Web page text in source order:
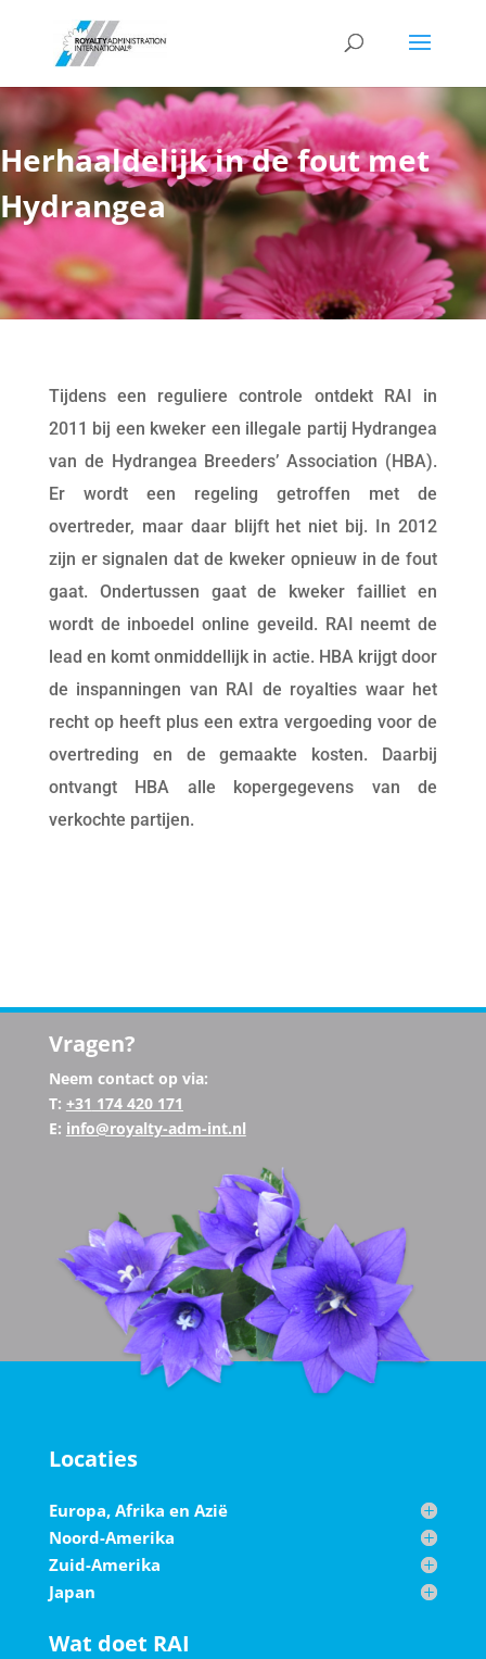
Herhaaldelijk in de fout met
Hydrangea
Tijdens een reguliere controle ontdekt RAI in
2011 bij een kweker een illegale partij Hydrangea
van de Hydrangea Breeders’ Association (HBA).
Er wordt een regeling getroffen met de
overtreder, maar daar blijft het niet bij. In 2012
zijn er signalen dat de kweker opnieuw in de fout
gaat. Ondertussen gaat de kweker failliet en
wordt de inboedel online geveild. RAI neemt de
lead en komt onmiddellijk in actie. HBA krijgt door
de inspanningen van RAI de royalties waar het
recht op heeft plus een extra vergoeding voor de
overtreding en de gemaakte kosten. Daarbij
ontvangt HBA alle kopergegevens van de
verkochte partijen.
Vragen?
Neem contact op via:
T: +31 174 420 171
E: info@royalty-adm-int.nl
Locaties
Europa, Afrika en Azië
Noord-Amerika
Zuid-Amerika
Japan
Wat doet RAI